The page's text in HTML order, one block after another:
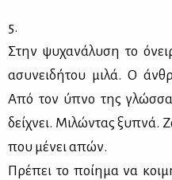
5.
Στην ψυ­χα­νά­λυ­ση το
ασυ­νει­δή­του μι­λά. Ο
Από τον ύπνο της
δεί­χνει. Μι­λώ­ντας ξυ­πνά.
που μέ­νει απών.
Πρέ­πει το ποί­η­μα να